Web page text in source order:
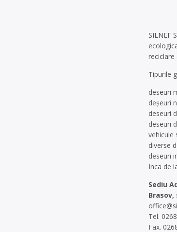
SILNEF
reciclare
Tipurile
deseuri
deșeuri
deseuri
deseuri
vehicule
diverse
deseuri
Inca de
Sediu
Tel.
Fax.